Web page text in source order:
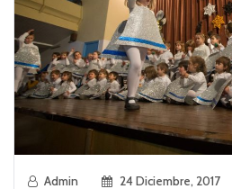
Admin
24 Diciembre, 2017